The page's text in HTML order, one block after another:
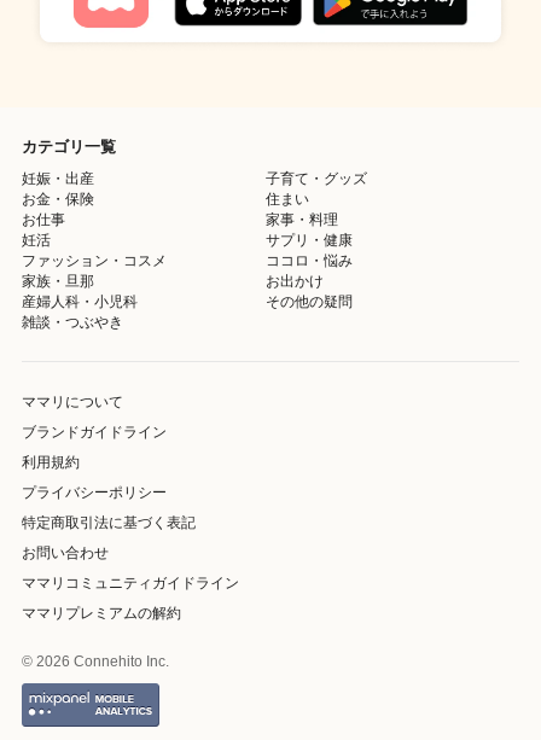
カテゴリ一覧
妊娠・出産
子育て・グッズ
お金・保険
住まい
お仕事
家事・料理
妊活
サプリ・健康
ファッション・コスメ
ココロ・悩み
家族・旦那
お出かけ
産婦人科・小児科
その他の疑問
雑談・つぶやき
ママリについて
ブランドガイドライン
利用規約
プライバシーポリシー
特定商取引法に基づく表記
お問い合わせ
ママリコミュニティガイドライン
ママリプレミアムの解約
© 2026 Connehito Inc.